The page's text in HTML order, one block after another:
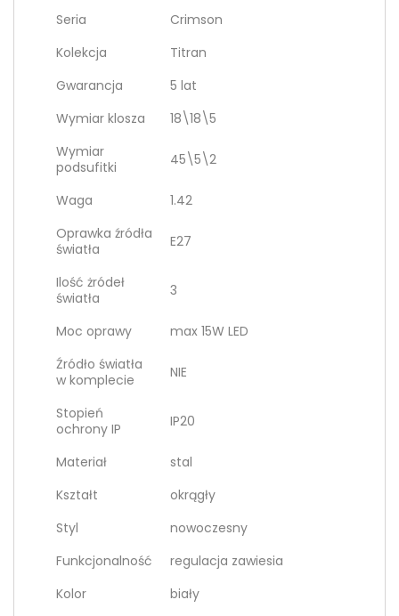
Seria
Crimson
Kolekcja
Titran
Gwarancja
5 lat
Wymiar klosza
18\18\5
Wymiar
podsufitki
45\5\2
Waga
1.42
Oprawka źródła
światła
E27
Ilość żródeł
światła
3
Moc oprawy
max 15W LED
Źródło światła
w komplecie
NIE
Stopień
ochrony IP
IP20
Materiał
stal
Kształt
okrągły
Styl
nowoczesny
Funkcjonalność
regulacja zawiesia
Kolor
biały